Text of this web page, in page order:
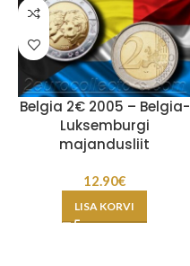
Belgia 2€ 2005 – Belgia-
Luksemburgi
majandusliit
12.90€
LISA KORVI